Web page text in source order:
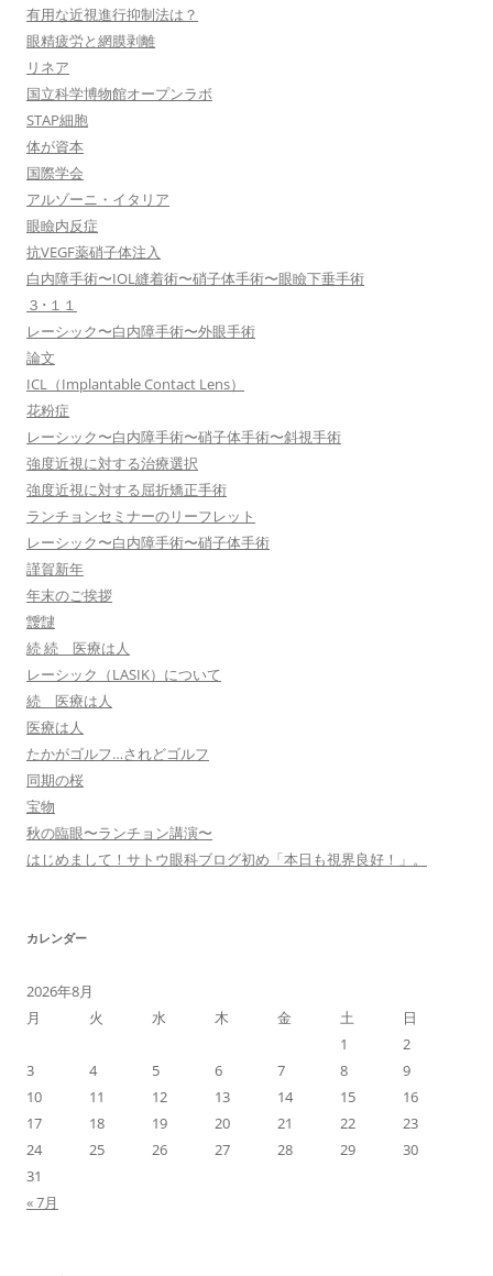
有用な近視進行抑制法は？
眼精疲労と網膜剥離
リネア
国立科学博物館オープンラボ
STAP細胞
体が資本
国際学会
アルゾーニ・イタリア
眼瞼内反症
抗VEGF薬硝子体注入
白内障手術〜IOL縫着術〜硝子体手術〜眼瞼下垂手術
３･１１
レーシック〜白内障手術〜外眼手術
論文
ICL（Implantable Contact Lens）
花粉症
レーシック〜白内障手術〜硝子体手術〜斜視手術
強度近視に対する治療選択
強度近視に対する屈折矯正手術
ランチョンセミナーのリーフレット
レーシック〜白内障手術〜硝子体手術
謹賀新年
年末のご挨拶
靉靆
続 続 医療は人
レーシック（LASIK）について
続 医療は人
医療は人
たかがゴルフ…されどゴルフ
同期の桜
宝物
秋の臨眼〜ランチョン講演〜
はじめまして！サトウ眼科ブログ初め「本日も視界良好！」。
カレンダー
2026年8月
月
火 水 木 金 土
日
1
2
3
4 5 6 7 8
9
10
11 12 13 14 15
16
17
18 19 20 21 22
23
24
25 26 27 28 29
30
31
« 7月